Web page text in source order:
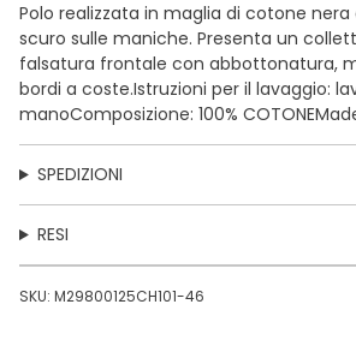
Polo realizzata in maglia di cotone
scuro sulle maniche. Presenta un
falsatura frontale con abbottonatura,
bordi a coste.Istruzioni per il lavaggio:
manoComposizione: 100%
SPEDIZIONI
RESI
SKU: M29800125CH101-46